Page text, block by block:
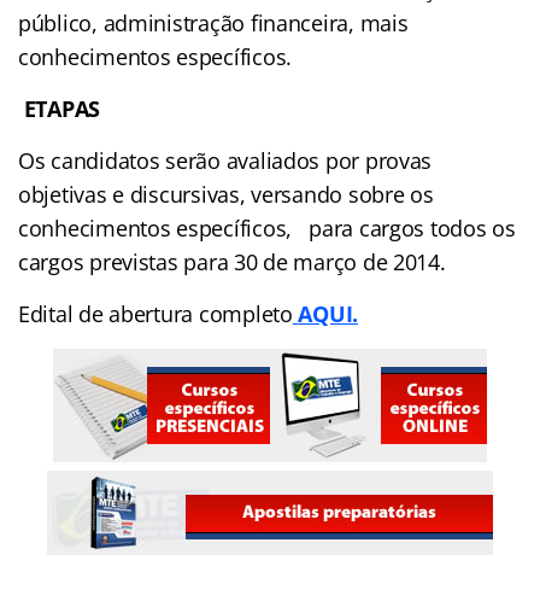
público, administração financeira, mais
conhecimentos específicos.
ETAPAS
Os candidatos serão avaliados por provas
objetivas e discursivas, versando sobre os
conhecimentos específicos, para cargos todos os
cargos previstas para 30 de março de 2014.
Edital de abertura completo AQUI.